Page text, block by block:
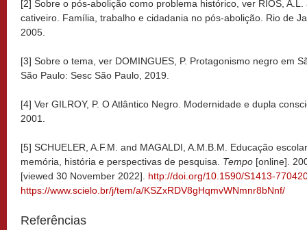
[2] Sobre o pós-abolição como problema histórico, ver RIOS,
cativeiro. Família, trabalho e cidadania no pós-abolição. Rio de
2005.
[3] Sobre o tema, ver DOMINGUES, P. Protagonismo negro em
São Paulo: Sesc São Paulo, 2019.
[4] Ver GILROY, P. O Atlântico Negro. Modernidade e dupla
2001.
[5] SCHUELER, A.F.M. and MAGALDI, A.M.B.M. Educação
memória, história e perspectivas de pesquisa. Tempo [online].
[viewed 30 November 2022]. http://doi.org/10.1590/S1413-
https://www.scielo.br/j/tem/a/KSZxRDV8gHqmvWNmnr8bNnf/
Referências